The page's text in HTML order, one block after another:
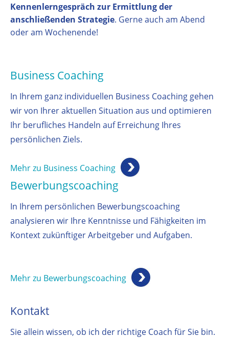
Kennenlerngespräch zur Ermittlung der
anschließenden Strategie. Gerne auch am Abend
oder am Wochenende!
Business Coaching
In Ihrem ganz individuellen Business Coaching gehen
wir von Ihrer aktuellen Situation aus und optimieren
Ihr berufliches Handeln auf Erreichung Ihres
persönlichen Ziels.
Mehr zu Business Coaching
Bewerbungscoaching
In Ihrem persönlichen Bewerbungscoaching
analysieren wir Ihre Kenntnisse und Fähigkeiten im
Kontext zukünftiger Arbeitgeber und Aufgaben.
Mehr zu Bewerbungscoaching
Kontakt
Sie allein wissen, ob ich der richtige Coach für Sie bin.